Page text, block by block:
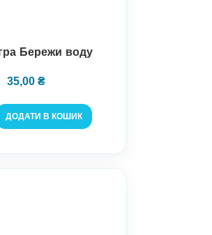
Бережи воду
35,00 ₴
ДОДАТИ В КОШИК